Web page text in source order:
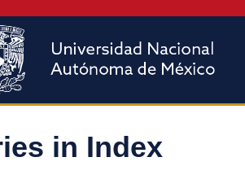
in Index